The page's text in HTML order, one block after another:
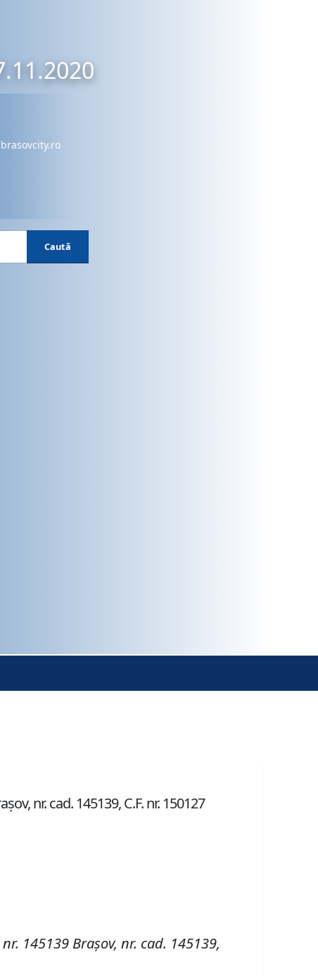
Caută
nr. cad. 145139, C.F. nr. 150127
nr. 145139 Brașov,nr. cad. 145139,